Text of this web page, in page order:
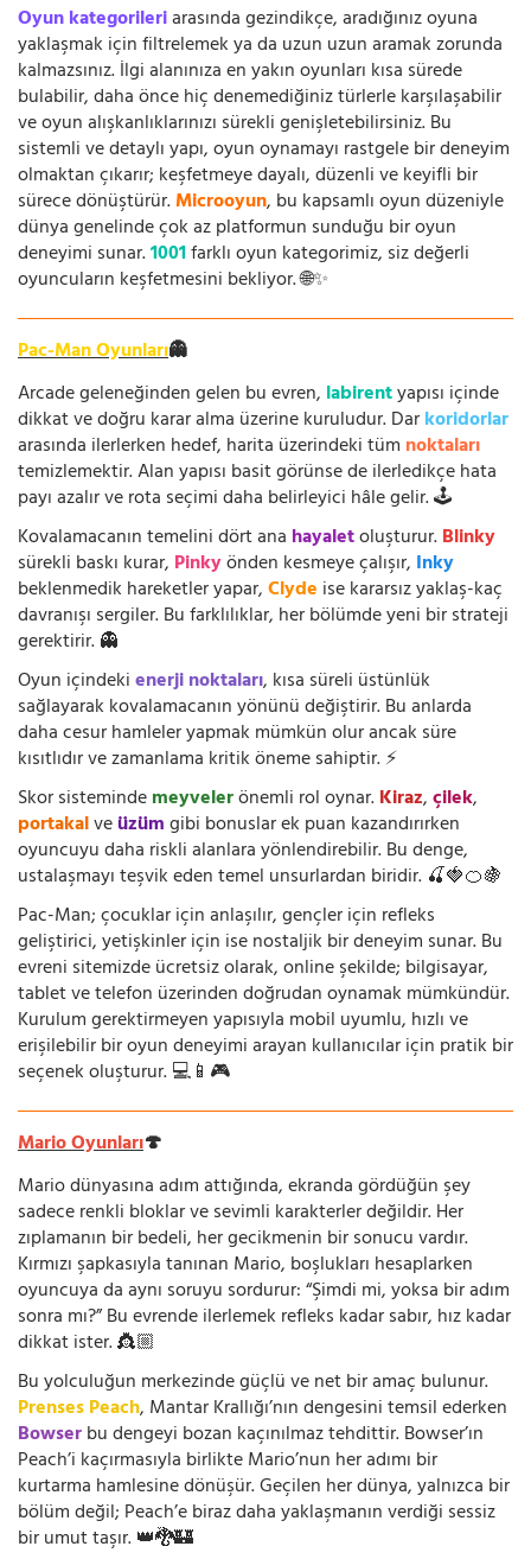
Oyun kategorileriarasında gezindikçe, aradığınız oyuna
yaklaşmak için filtrelemek ya da uzun uzun aramak zorunda
kalmazsınız. İlgi alanınıza en yakın oyunları kısa sürede
bulabilir, daha önce hiç denemediğiniz türlerle karşılaşabilir
ve oyun alışkanlıklarınızı sürekli genişletebilirsiniz. Bu
sistemli ve detaylı yapı, oyun oynamayı rastgele bir deneyim
olmaktan çıkarır; keşfetmeye dayalı, düzenli ve keyifli bir
sürece dönüştürür.Microoyun, bu kapsamlı oyun düzeniyle
dünya genelinde çok az platformun sunduğu bir oyun
deneyimi sunar.1001farklı oyun kategorimiz, siz değerli
oyuncuların keşfetmesini bekliyor. 🌐✨
Pac-Man Oyunları👻
Arcade geleneğinden gelen bu evren, labirentyapısı içinde
dikkat ve doğru karar alma üzerine kuruludur. Darkoridorlar
arasında ilerlerken hedef, harita üzerindeki tüm noktaları
temizlemektir. Alan yapısı basit görünse de ilerledikçe hata
payı azalır ve rota seçimi daha belirleyici hâle gelir. 🕹️
Kovalamacanın temelini dört ana hayaletoluşturur.Blinky
sürekli baskı kurar, Pinkyönden kesmeye çalışır, Inky
beklenmedik hareketler yapar,Clyde ise kararsız yaklaş-kaç
davranışı sergiler. Bu farklılıklar, her bölümde yeni bir strateji
gerektirir. 👻
Oyun içindekienerji noktaları, kısa süreli üstünlük
sağlayarak kovalamacanın yönünü değiştirir. Bu anlarda
daha cesur hamleler yapmak mümkün olur ancak süre
kısıtlıdır ve zamanlama kritik öneme sahiptir. ⚡
Skor sistemindemeyvelerönemli rol oynar.Kiraz,çilek,
portakalveüzümgibi bonuslar ek puan kazandırırken
oyuncuyu daha riskli alanlara yönlendirebilir. Bu denge,
ustalaşmayı teşvik eden temel unsurlardan biridir. 🍒🍓🍊🍇
Pac-Man; çocuklar için anlaşılır, gençler için refleks
geliştirici, yetişkinler için ise nostaljik bir deneyim sunar. Bu
evreni sitemizde ücretsiz olarak, online şekilde; bilgisayar,
tablet ve telefon üzerinden doğrudan oynamak mümkündür.
Kurulum gerektirmeyen yapısıyla mobil uyumlu, hızlı ve
erişilebilir bir oyun deneyimi arayan kullanıcılar için pratik bir
seçenek oluşturur. 💻📱🎮
Mario Oyunları🍄
Mario dünyasına adım attığında, ekranda gördüğün şey
sadece renkli bloklar ve sevimli karakterler değildir. Her
zıplamanın bir bedeli, her gecikmenin bir sonucu vardır.
Kırmızı şapkasıyla tanınan Mario, boşlukları hesaplarken
oyuncuya da aynı soruyu sordurur: “Şimdi mi, yoksa bir adım
sonra mı?” Bu evrende ilerlemek refleks kadar sabır, hız kadar
dikkat ister. 👸🏼
Bu yolculuğun merkezinde güçlü ve net bir amaç bulunur.
Prenses Peach, Mantar Krallığı’nın dengesini temsil ederken
Bowserbu dengeyi bozan kaçınılmaz tehdittir. Bowser’ın
Peach’i kaçırmasıyla birlikte Mario’nun her adımı bir
kurtarma hamlesine dönüşür. Geçilen her dünya, yalnızca bir
bölüm değil; Peach’e biraz daha yaklaşmanın verdiği sessiz
bir umut taşır. 👑🐉🏰